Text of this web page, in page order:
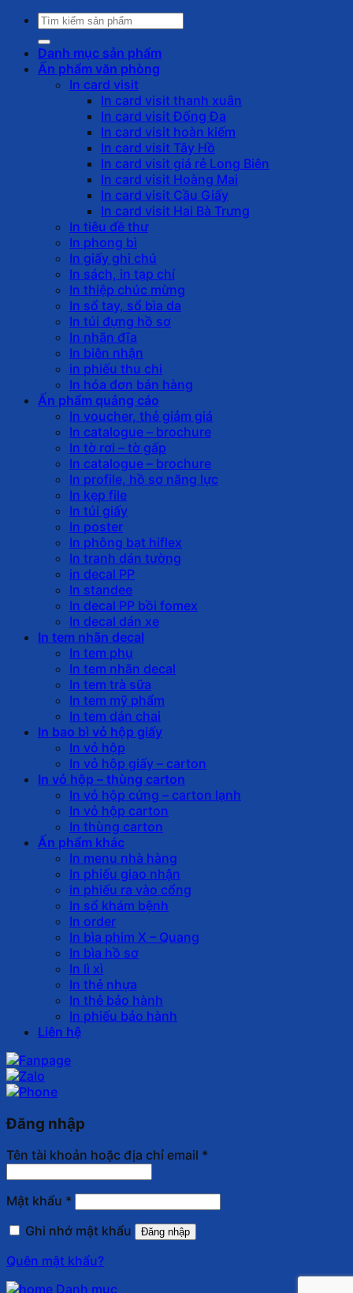
Tìm
kiếm:
Danh mục sản phẩm
Ấn phẩm văn phòng
In card visit
In card visit thanh xuân
In card visit Đống Đa
In card visit hoàn kiếm
In card visit Tây Hồ
In card visit giá rẻ Long Biên
In card visit Hoàng Mai
In card visit Cầu Giấy
In card visit Hai Bà Trưng
In tiêu đề thư
In phong bì
In giấy ghi chú
In sách, in tạp chí
In thiệp chúc mừng
In sổ tay, sổ bìa da
In túi đựng hồ sơ
In nhãn đĩa
In biên nhận
in phiếu thu chi
In hóa đơn bán hàng
Ấn phẩm quảng cáo
In voucher, thẻ giảm giá
In catalogue – brochure
In tờ rơi – tờ gấp
In catalogue – brochure
In profile, hồ sơ năng lực
In kẹp file
In túi giấy
In poster
In phông bạt hiflex
In tranh dán tường
in decal PP
In standee
In decal PP bồi fomex
In decal dán xe
In tem nhãn decal
In tem phụ
In tem nhãn decal
In tem trà sữa
In tem mỹ phẩm
In tem dán chai
In bao bì vỏ hộp giấy
In vỏ hộp
In vỏ hộp giấy – carton
In vỏ hộp – thùng carton
In vỏ hộp cứng – carton lạnh
In vỏ hộp carton
In thùng carton
Ấn phẩm khác
In menu nhà hàng
In phiếu giao nhận
in phiếu ra vào cổng
In sổ khám bệnh
In order
In bìa phim X – Quang
In bìa hồ sơ
In lì xì
In thẻ nhựa
In thẻ bảo hành
In phiếu bảo hành
Liên hệ
Đăng nhập
Tên tài khoản hoặc địa chỉ email *
Mật khẩu *
Ghi nhớ mật khẩu
Đăng nhập
Quên mật khẩu?
Danh mục